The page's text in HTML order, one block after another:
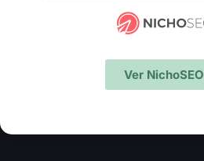
Ver NichoSEO